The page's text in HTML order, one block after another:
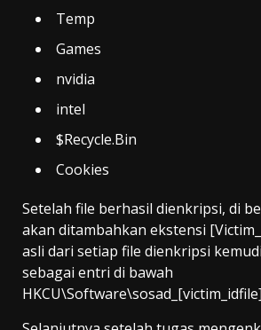
Temp
Games
nvidia
intel
$Recycle.Bin
Cookies
Setelah file berhasil dienkripsi, di
akan ditambahkan ekstensi
asli dari setiap file dienkripsi
sebagai entri di bawah